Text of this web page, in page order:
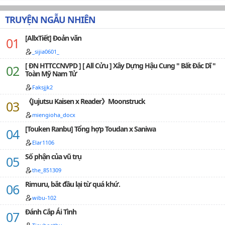
TRUYỆN NGẪU NHIÊN
[AllxTiết] Đoản văn
_sijia0601_
[ ĐN HTTCCNVPD ] [ All Cửu ] Xây Dựng Hậu Cung " Bất Đắc Dĩ "
Toàn Mỹ Nam Tử
Faksjjk2
《Jujutsu Kaisen x Reader》Moonstruck
miengioha_docx
[Touken Ranbu] Tổng hợp Toudan x Saniwa
Elar1106
Số phận của vũ trụ
the_851309
Rimuru, bắt đầu lại từ quá khứ.
wibu-102
Đánh Cắp Ái Tình